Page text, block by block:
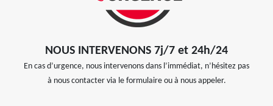
NOUS INTERVENONS 7j/7 et 24h/24
En cas d’urgence, nous intervenons dans l’immédiat, n’hésitez pas
à nous contacter via le formulaire ou à nous appeler.